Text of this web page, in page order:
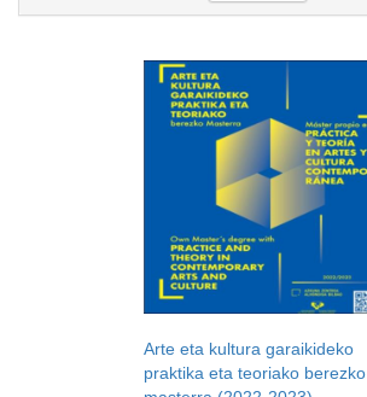
Arte eta kultura garaikideko
praktika eta teoriako berezko